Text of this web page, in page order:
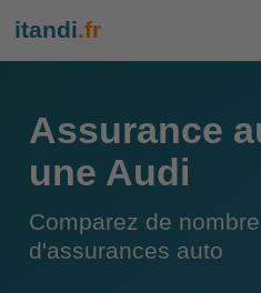
itandi.fr
Assurance
une Audi
Comparez de
d'assurances auto